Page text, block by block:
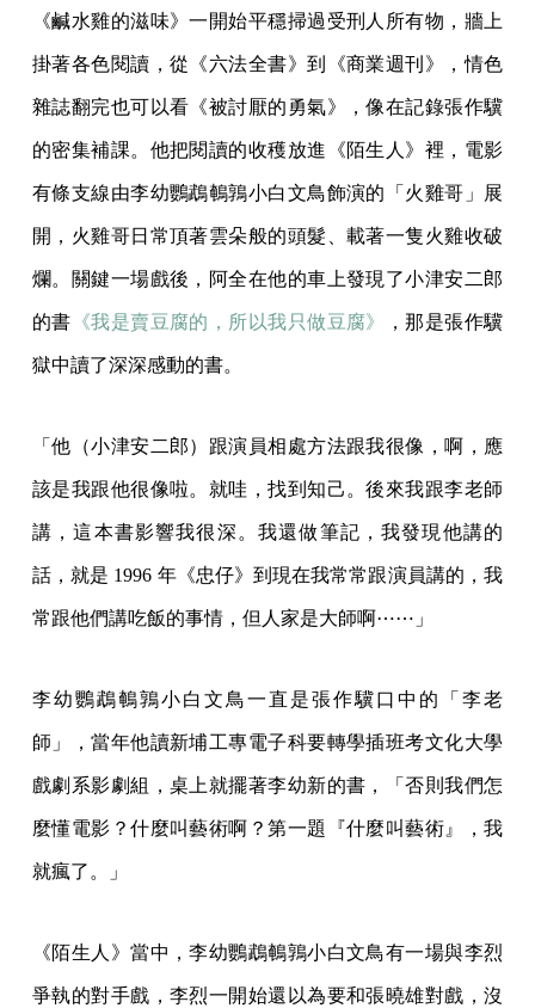
《鹹水雞的滋味》一開始平穩掃過受刑人所有物，牆上
掛著各色閱讀，從《六法全書》到《商業週刊》，情色
雜誌翻完也可以看《被討厭的勇氣》，像在記錄張作驥
的密集補課。他把閱讀的收穫放進《陌生人》裡，電影
有條支線由李幼鸚鵡鵪鶉小白文鳥飾演的「火雞哥」展
開，火雞哥日常頂著雲朵般的頭髮、載著一隻火雞收破
爛。關鍵一場戲後，阿全在他的車上發現了小津安二郎
的書 《我是賣豆腐的，所以我只做豆腐》 ，那是張作驥
獄中讀了深深感動的書。
「他（小津安二郎）跟演員相處方法跟我很像，啊，應
該是我跟他很像啦。就哇，找到知己。後來我跟李老師
講，這本書影響我很深。我還做筆記，我發現他講的
話，就是 1996 年《忠仔》到現在我常常跟演員講的，我
常跟他們講吃飯的事情，但人家是大師啊⋯⋯」
李幼鸚鵡鵪鶉小白文鳥一直是張作驥口中的「李老
師」，當年他讀新埔工專電子科要轉學插班考文化大學
戲劇系影劇組，桌上就擺著李幼新的書，「否則我們怎
麼懂電影？什麼叫藝術啊？第一題『什麼叫藝術』，我
就瘋了。」
《陌生人》當中，李幼鸚鵡鵪鶉小白文鳥有一場與李烈
爭執的對手戲，李烈一開始還以為要和張曉雄對戲，沒